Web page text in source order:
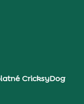
CricksyDog